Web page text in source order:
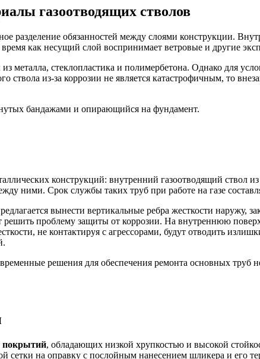
газоотводящих стволов
разделение обязанностей между слоями конструкции.
как несущий слой воспринимает ветровые и другие
металла, стеклопластика и полимербетона. Однако для
ствола из-за коррозии не является катастрофичным, то
бандажами и опирающийся на фундамент.
конструкций: внутренний газоотводящий
ними. Срок службы таких труб при работе на газе
вынести вертикальные ребра жесткости наружу,
решить проблему защиты от коррозии. На внутреннюю
не контактируя с агрессорами, будут отводить
решения для обеспечения ремонта основных труб
покрытий, обладающих низкой хрупкостью и высокой
сетки на оправку с послойным нанесением шликера и его